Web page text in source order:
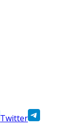
Twitter